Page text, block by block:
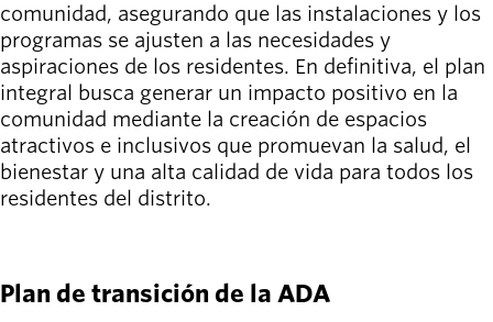
comunidad, asegurando que las instalaciones y los
programas se ajusten a las necesidades y
aspiraciones de los residentes. En definitiva, el plan
integral busca generar un impacto positivo en la
comunidad mediante la creación de espacios
atractivos e inclusivos que promuevan la salud, el
bienestar y una alta calidad de vida para todos los
residentes del distrito.
Plan de transición de la ADA